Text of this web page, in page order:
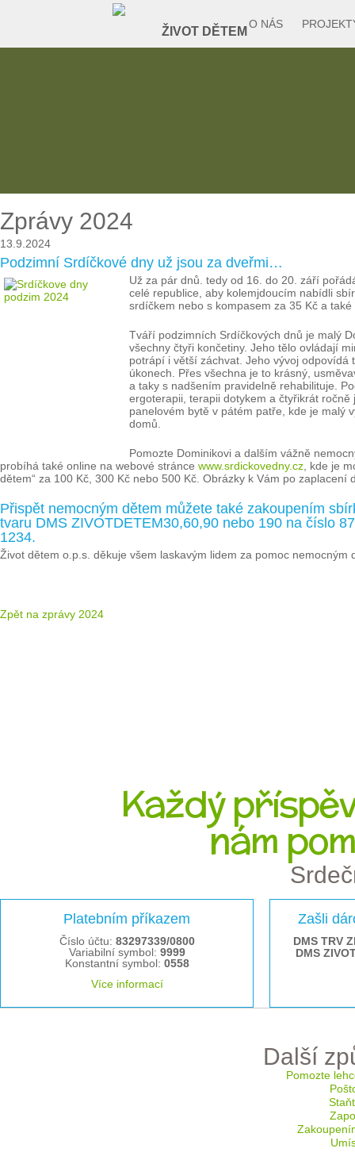
O NÁS
Zprávy 2024
13.9.2024
Podzimní Srdíčkové dny už jsou za dveřmi…
Už za pár dnů. tedy od 16. do 20. září
celé republice, aby kolemjdoucím nabídli
srdíčkem nebo s kompasem za 35 Kč a
Tváří podzimních Srdíčkových dnů je malý
všechny čtyři končetiny. Jeho tělo ovládají
potrápí i větší záchvat. Jeho vývoj
úkonech. Přes všechna je to krásný,
a taky s nadšením pravidelně rehabilituje.
ergoterapii, terapii dotykem a čtyřikrát
panelovém bytě v pátém patře, kde je malý
domů.
Pomozte Dominikovi a dalším vážně
probíhá také online na webové stránce www.srdickovedny.cz , kde je
dětem“ za 100 Kč, 300 Kč nebo 500 Kč. Obrázky k Vám po zaplacení
Přispět nemocným dětem můžete také zakoupením
tvaru DMS ZIVOTDETEM30,60,90 nebo 190 na číslo
1234.
Život dětem o.p.s. děkuje všem laskavým lidem za pomoc
Zpět na zprávy 2024
Každý
nám
Platebním příkazem
Číslo účtu: 83297339/0800
Variabilní symbol: 9999
Konstantní symbol: 0558
Více informací
Zašli
DMS TRV
DMS
Další
Pomozte